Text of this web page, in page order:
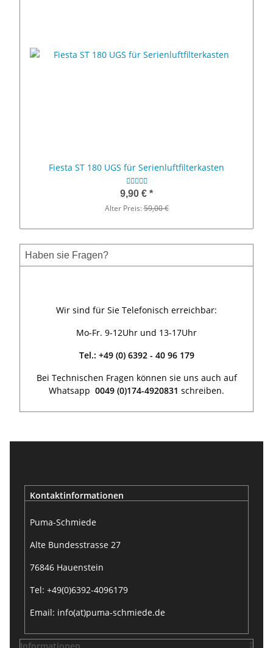
Fiesta ST 180 UGS für Serienluftfilterkasten
9,90 € *
Alter Preis:59,00 €
Haben sie Fragen?
Wir sind für Sie Telefonisch erreichbar:
Mo-Fr. 9-12Uhr und 13-17Uhr
Tel.: +49 (0) 6392 - 40 96 179
Bei Technischen Fragen können sie uns auch auf
Whatsapp 0049 (0)174-4920831 schreiben.
Kontaktinformationen
Puma-Schmiede
Alte Bundesstrasse 27
76846 Hauenstein
Tel: +49(0)6392-4096179
Email: info(at)puma-schmiede.de